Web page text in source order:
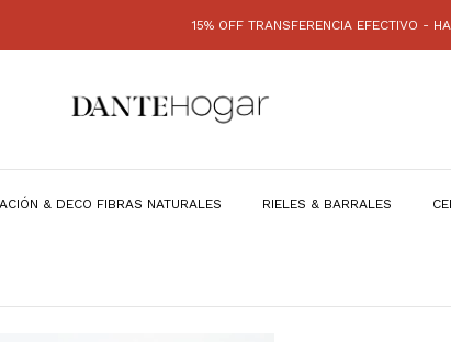
15% OFF TRANSFERENCIA EFECTIVO - HASTA
& DECO FIBRAS NATURALES RIELES & BARRALES